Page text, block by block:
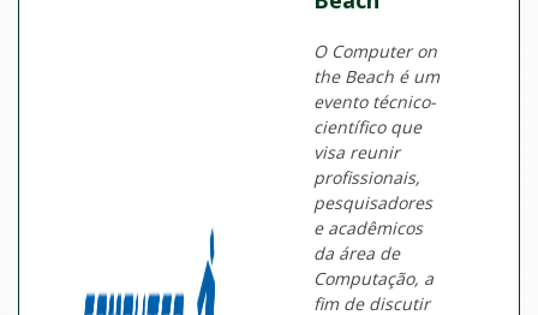
O Computer on
the Beach é um
evento técnico-
científico que
visa reunir
profissionais,
pesquisadores
e acadêmicos
da área de
Computação, a
fim de discutir